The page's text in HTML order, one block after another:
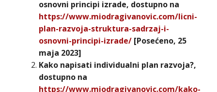
osnovni principi izrade, dostupno na
https://www.miodragivanovic.com/licni-
plan-razvoja-struktura-sadrzaj-i-
osnovni-principi-izrade/ [Posećeno, 25
maja 2023]
Kako napisati individualni plan razvoja?,
dostupno na
https://www.miodragivanovic.com/kako-